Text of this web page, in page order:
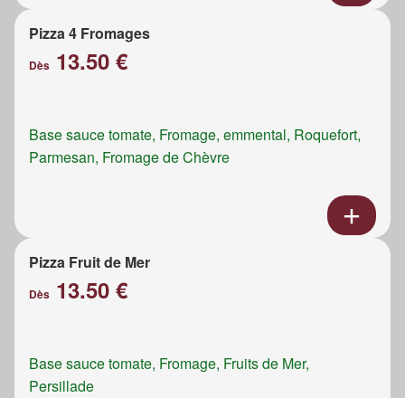
Pizza 4 Fromages
Dès 13.50 €
Base sauce tomate, Fromage, emmental, Roquefort,
Parmesan, Fromage de Chèvre
Pizza Fruit de Mer
Dès 13.50 €
Base sauce tomate, Fromage, Fruits de Mer,
Persillade